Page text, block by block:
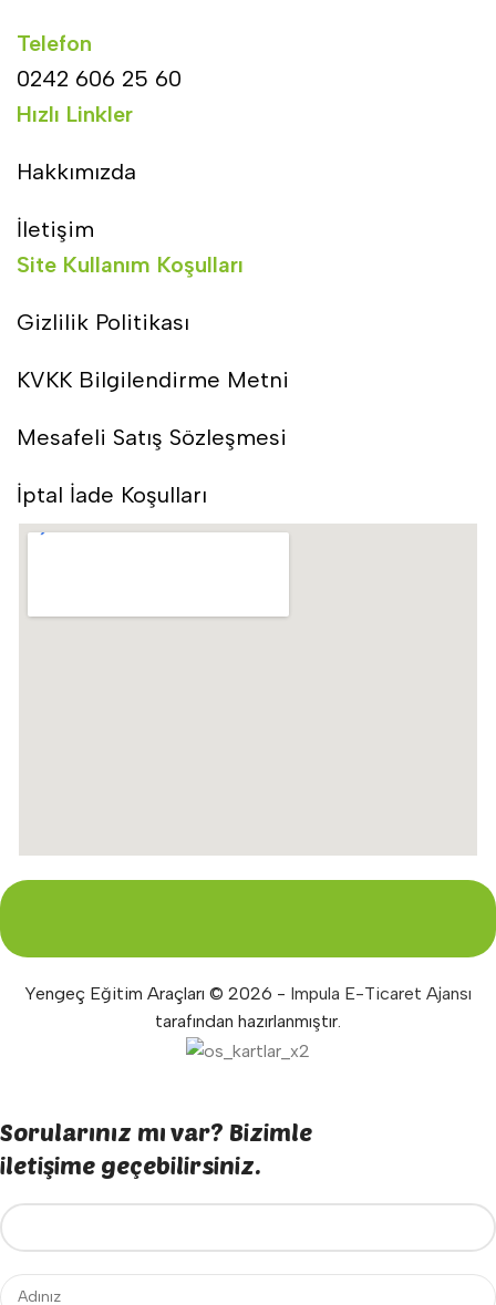
Telefon
0242 606 25 60
Hızlı Linkler
Hakkımızda
İletişim
Site Kullanım Koşulları
Gizlilik Politikası
KVKK Bilgilendirme Metni
Mesafeli Satış Sözleşmesi
İptal İade Koşulları
Yengeç Eğitim Araçları © 2026 - Impula E-Ticaret Ajansı
tarafından hazırlanmıştır.
Sorularınız mı var? Bizimle
iletişime geçebilirsiniz.